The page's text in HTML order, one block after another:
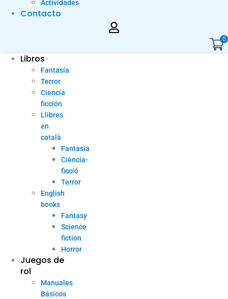
Actividades
Contacto
0
Libros
Fantasía
Terror
Ciencia
ficción
Llibres
en
català
Fantasia
Ciència-
ficció
Terror
English
books
Fantasy
Science
fiction
Horror
Juegos de
rol
Manuales
Básicos